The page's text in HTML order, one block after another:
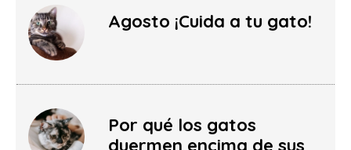
Agosto ¡Cuida a tu gato!
Por qué los gatos
duermen encima de sus